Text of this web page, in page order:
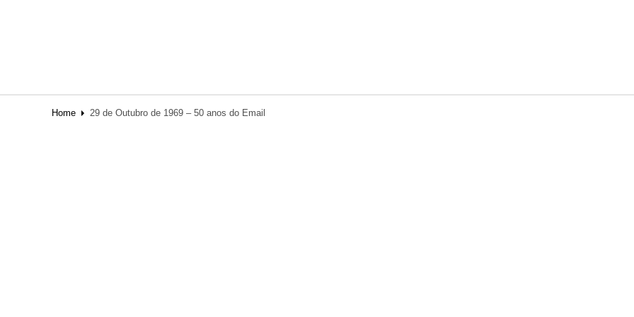
Home 29 de Outubro de 1969 – 50 anos do Email